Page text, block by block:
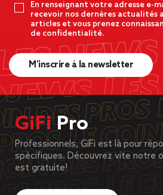
En renseignant votre adresse e-
recevoir nos dernères actualités
articles et vous prenez
de confidentialité.
M’inscrire à la newsletter
GiFiPro
Professionnels, GiFi est là pour
spécifiques. Découvrez vite notre
est gratuite!